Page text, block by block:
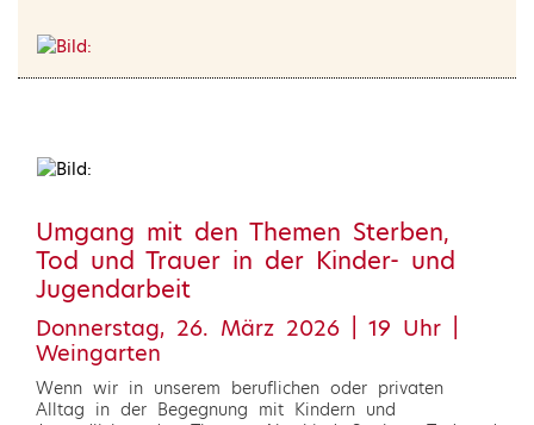
Umgang mit den Themen Sterben,
Tod und Trauer in der Kinder- und
Jugendarbeit
Donnerstag, 26. März 2026 | 19 Uhr |
Weingarten
Wenn wir in unserem beruflichen oder privaten
Alltag in der Begegnung mit Kindern und